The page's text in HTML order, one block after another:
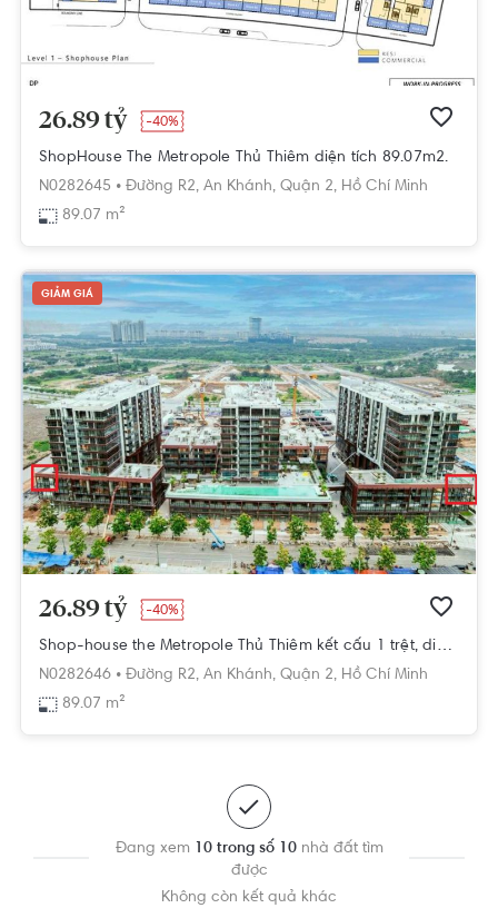
26.89 tỷ -40%
ShopHouse The Metropole Thủ Thiêm diện tích 89.07m2.
N0282645 • Đường R2, An Khánh, Quận 2, Hồ Chí Minh
89.07 m²
GIẢM GIÁ
26.89 tỷ -40%
Shop-house the Metropole Thủ Thiêm kết cấu 1 trệt, diện tích 89.07m2.
N0282646 • Đường R2, An Khánh, Quận 2, Hồ Chí Minh
89.07 m²
Đang xem 10 trong số 10nhà đất tìm
được
Không còn kết quả khác